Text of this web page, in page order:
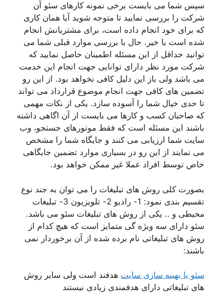
سپس شما می بایست برخی نمونه کارهای سئو آن
شرکت را بررسی نمایید تا متوجه شوید آیا همان کاری
که برای خود انجام داده است، برای مشتریانش انجام
شده است یا خیر. حال با بررسی موارد قبلی شما می
توانید حداقل از این مسئله اطمینان حاصل نمایید که
شرکت مورد نظر دارای توانایی جهت انجام این خدمت
می باشد ولی باز این دلیل کافی نخواهد بود. از این رو
تضمین های کافی جهت انجام موضوع قرارداد می تواند
تا حدی خیال شما را آسوده سازد. یکی از نکات مهمی
که صاحبان کسب و کارها می بایست از آن اگاهی داشته
باشند این مسئله است که فقط موتورهای جستجو، وب
سایت شما ارزیابی می کنند و جایگاه شما را مشخص
می نمایند از این رو در بسیاری موارد تضمین جایگاهی
خاص توسط افراد عملا غیر ممکن خواهد بود.
بصورت کلی روش های تبلیغات را می توان به جند نوع
تقسیم بندی نمود: 1- رادیو 2- تلویزیون 3- تبلیغات
محیطی و .. یکی از روش های تبلیغات سئو می باشد.
سئو دارای سه ویژه گی متمایز است که هیچ کدام از
روش های تبلیغاتی نام برده شده از آن برخوردار نمی
باشند:
سئو یا بهینه سازی سایت هدفند است ولی سایر روش
های تبلیغاتی دارای هدفمندی زیادی نیستند